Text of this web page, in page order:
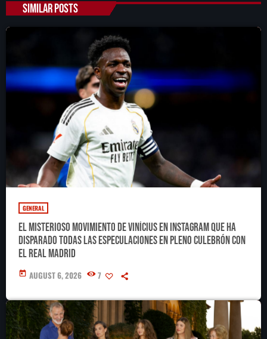
SIMILAR POSTS
GENERAL
El misterioso movimiento de Vinícius en Instagram que ha
disparado todas las especulaciones en pleno culebrón con
el Real Madrid
today AUGUST 6, 2026 7